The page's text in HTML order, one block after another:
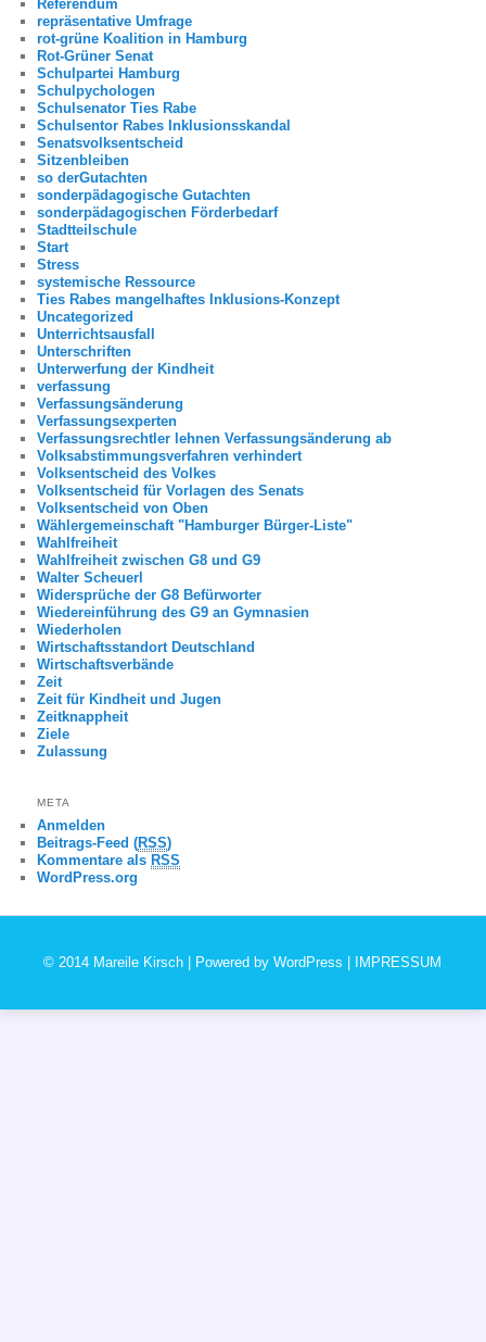
Referendum
repräsentative Umfrage
rot-grüne Koalition in Hamburg
Rot-Grüner Senat
Schulpartei Hamburg
Schulpychologen
Schulsenator Ties Rabe
Schulsentor Rabes Inklusionsskandal
Senatsvolksentscheid
Sitzenbleiben
so derGutachten
sonderpädagogische Gutachten
sonderpädagogischen Förderbedarf
Stadtteilschule
Start
Stress
systemische Ressource
Ties Rabes mangelhaftes Inklusions-Konzept
Uncategorized
Unterrichtsausfall
Unterschriften
Unterwerfung der Kindheit
verfassung
Verfassungsänderung
Verfassungsexperten
Verfassungsrechtler lehnen Verfassungsänderung ab
Volksabstimmungsverfahren verhindert
Volksentscheid des Volkes
Volksentscheid für Vorlagen des Senats
Volksentscheid von Oben
Wählergemeinschaft "Hamburger Bürger-Liste"
Wahlfreiheit
Wahlfreiheit zwischen G8 und G9
Walter Scheuerl
Widersprüche der G8 Befürworter
Wiedereinführung des G9 an Gymnasien
Wiederholen
Wirtschaftsstandort Deutschland
Wirtschaftsverbände
Zeit
Zeit für Kindheit und Jugen
Zeitknappheit
Ziele
Zulassung
META
Anmelden
Beitrags-Feed (RSS)
Kommentare als RSS
WordPress.org
© 2014 Mareile Kirsch | Powered byWordPress IMPRESSUM